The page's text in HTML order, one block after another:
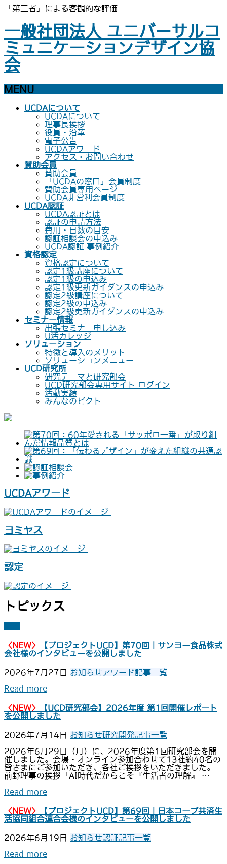
「第三者」による客観的な評価
一般社団法人 ユニバーサルコ
ミュニケーションデザイン協
会
MENU
UCDAについて
UCDAについて
理事長挨拶
役員・沿革
電子公告
UCDAアワード
アクセス・お問い合わせ
賛助会員
賛助会員
「UCDAの窓口」会員制度
賛助会員専用ページ
UCDA非営利会員制度
UCDA認証
UCDA認証とは
認証の申請方法
費用・日数の目安
認証相談会の申込み
UCDA認証 事例紹介
資格認定
資格認定について
認定1級講座について
認定1級の申込み
認定1級更新ガイダンスの申込み
認定2級講座について
認定2級の申込み
認定2級更新ガイダンスの申込み
セミナー情報
出張セミナー申し込み
U活カレッジ
ソリューション
特徴と導入のメリット
ソリューションメニュー
UCD研究所
研究テーマと研究部会
UCD研究部会専用サイト ログイン
活動実績
みんなのピクト
UCDAアワード
ヨミヤス
認定
トピックス
〈NEW〉
【プロジェクトUCD】第70回｜サンヨー食品株式
会社様のインタビューを公開しました
2026年7月27日 お知らせアワード記事一覧
Read more
〈NEW〉
【UCD研究部会】2026年度 第1回開催レポート
を公開しました
2026年7月14日 お知らせ研究開発記事一覧
2026年6月29日（月）に、2026年度第1回研究部会を開
催しました。会場・オンライン参加合わせて13社約40名の
皆さまにご参加いただき、各社ご挨拶をいただきました。
前野理事の挨拶「AI時代だからこそ『生活者の理解』 …
Read more
〈NEW〉
【プロジェクトUCD】第69回｜日本コープ共済生
活協同組合連合会様のインタビューを公開しました
2026年6月19日 お知らせ認証記事一覧
Read more